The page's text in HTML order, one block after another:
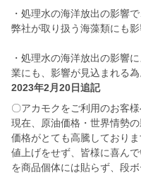
・処理水の海洋放出の影響
弊社が取り扱う海藻類にも影
・処理水の海洋放出の影響
業にも、影響が見込まれる為
2023年2月20日追記
〇アカモクをご利用のお客
現在、原油価格・世界情勢
価格がとても高騰しておりま
値上げをせず、皆様に喜ん
を商品個体には貼らず、段